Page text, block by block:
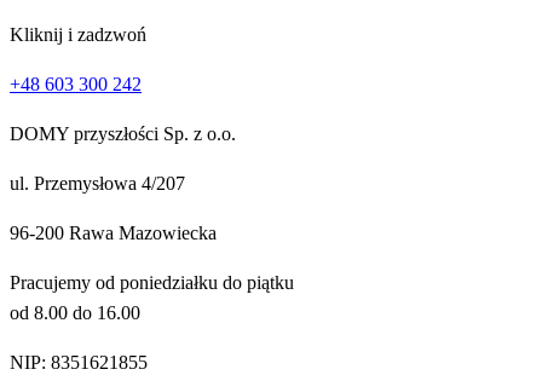
Kliknij i zadzwoń
+48 603 300 242
DOMY przyszłości Sp. z o.o.
ul. Przemysłowa 4/207
96-200 Rawa Mazowiecka
Pracujemy od poniedziałku do piątku
od 8.00 do 16.00
NIP: 8351621855